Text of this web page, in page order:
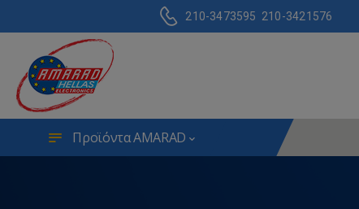
210-3473595 210-3421576
Προϊόντα AMARAD